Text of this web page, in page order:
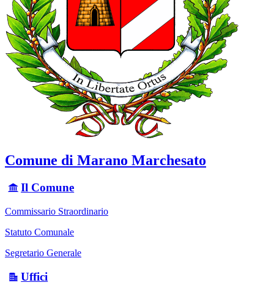
Comune di Marano Marchesato
Il Comune
Commissario Straordinario
Statuto Comunale
Segretario Generale
Uffici